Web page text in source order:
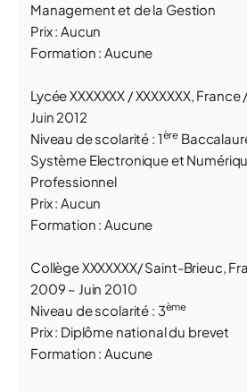
Management et de la Gestion
Prix : Aucun
Formation : Aucune
LycéeXXXXXXX /XXXXXXX, France
Juin 2012
Niveau de scolarité : 1ère
Système Electronique et
Professionnel
Prix : Aucun
Formation : Aucune
Collège XXXXXXX/ Saint-Brieuc,
2009 – Juin 2010
Niveau de scolarité : 3ème
Prix : Diplôme national du brevet
Formation : Aucune